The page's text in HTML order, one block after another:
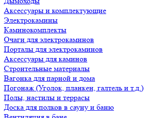
Аксессуары и комплектующие
Электрокамины
Каминокомплекты
Очаги для электрокаминов
Порталы для электрокаминов
Аксессуары для каминов
Строительные материалы
Вагонка для парной и дома
Погонаж (Уголок, планкен, галтель и т.д.)
Полы, настилы и террасы
Доска для полков в сауну и баню